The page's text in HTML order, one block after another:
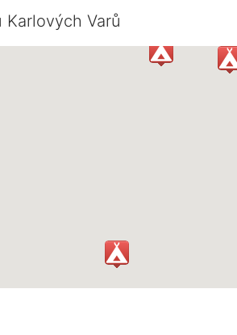
Karlových Varů